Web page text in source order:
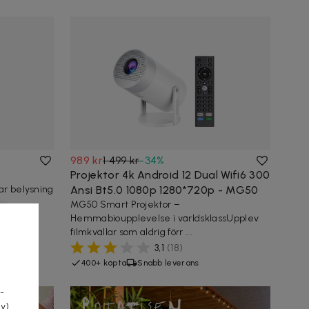
belysning
989 kr1 499 kr-34%
Projektor 4k Android 12 Dual Wifi6 300
Ansi Bt5.0 1080p 1280*720p - MG50
MG50 Smart Projektor –
Hemmabioupplevelse i världsklassUpplev
filmkvällar som aldrig förr ...
3,1 (18)
400+ köpta Snabb leverans